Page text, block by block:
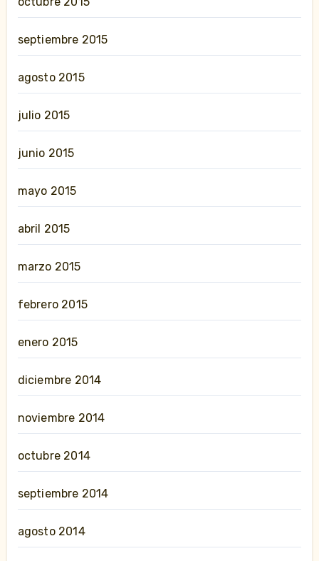
septiembre 2015
agosto 2015
julio 2015
junio 2015
mayo 2015
abril 2015
marzo 2015
febrero 2015
enero 2015
diciembre 2014
noviembre 2014
octubre 2014
septiembre 2014
agosto 2014